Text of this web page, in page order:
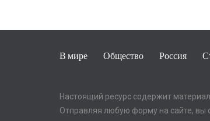
В мире Общество Россия
Настоящий ресурс содержит
Отправляя любую форму на сайте, вы